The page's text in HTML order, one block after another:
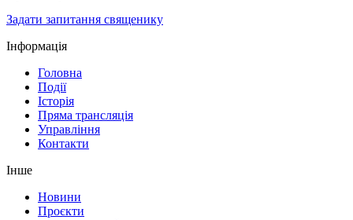
Задати запитання священику
Інформація
Головна
Події
Історія
Пряма трансляція
Управління
Контакти
Інше
Новини
Проєкти